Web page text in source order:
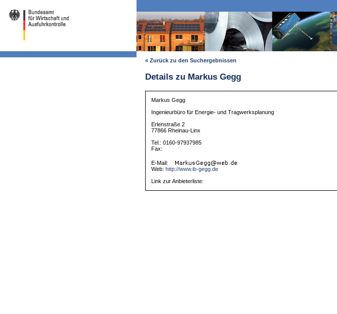
« Zurück zu den Suchergebnissen
Details zu Markus Gegg
Markus Gegg
Ingenieurbüro für Energie- und Tragwerksplanung
Erlenstraße 2
77866 Rheinau-Linx
Tel.: 0160-97937985
Fax:
E-Mail:
Web: http://www.ib-gegg.de
Link zur Anbieterliste: